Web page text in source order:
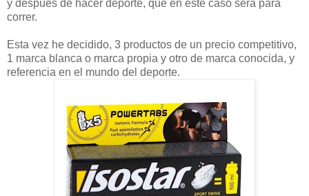
y después de hacer deporte, que en este caso será para
correr.
Esta vez he decidido, 3 productos de un precio competitivo,
1 marca blanca o marca propia y otro de marca conocida, y
referencia en el mundo del deporte.